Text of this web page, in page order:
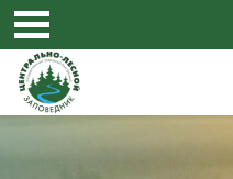
Skip to main content